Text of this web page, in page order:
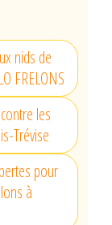
nids de
FRELONS
les
Trévise
pour
à